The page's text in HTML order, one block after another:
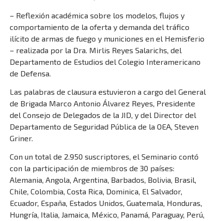
– Reflexión académica sobre los modelos, flujos y
comportamiento de la oferta y demanda del tráfico
ilícito de armas de fuego y municiones en el Hemisferio
– realizada por la Dra. Mirlis Reyes Salarichs, del
Departamento de Estudios del Colegio Interamericano
de Defensa.
Las palabras de clausura estuvieron a cargo del General
de Brigada Marco Antonio Álvarez Reyes, Presidente
del Consejo de Delegados de la JID, y del Director del
Departamento de Seguridad Pública de la OEA, Steven
Griner.
Con un total de 2.950 suscriptores, el Seminario contó
con la participación de miembros de 30 países:
Alemania, Angola, Argentina, Barbados, Bolivia, Brasil,
Chile, Colombia, Costa Rica, Dominica, El Salvador,
Ecuador, España, Estados Unidos, Guatemala, Honduras,
Hungría, Italia, Jamaica, México, Panamá, Paraguay, Perú,